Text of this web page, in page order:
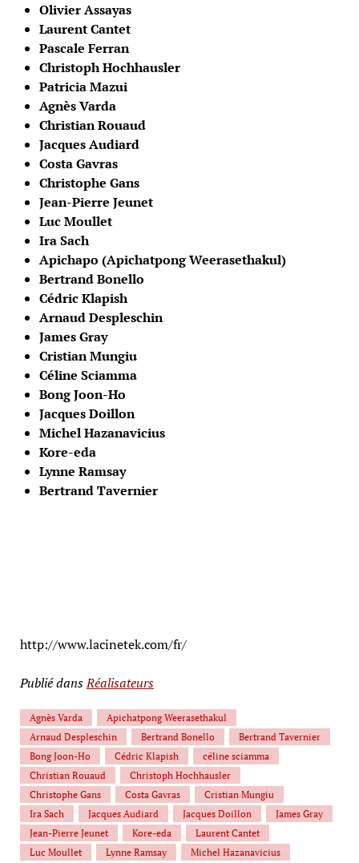
Olivier Assayas
Laurent Cantet
Pascale Ferran
Christoph Hochhausler
Patricia Mazui
Agnès Varda
Christian Rouaud
Jacques Audiard
Costa Gavras
Christophe Gans
Jean-Pierre Jeunet
Luc Moullet
Ira Sach
Apichapo (Apichatpong Weerasethakul)
Bertrand Bonello
Cédric Klapish
Arnaud Despleschin
James Gray
Cristian Mungiu
Céline Sciamma
Bong Joon-Ho
Jacques Doillon
Michel Hazanavicius
Kore-eda
Lynne Ramsay
Bertrand Tavernier
http://www.lacinetek.com/fr/
Publié dansRéalisateurs
Agnès Varda
Apichatpong Weerasethakul
Arnaud Despleschin
Bertrand Bonello
Bertrand Tavernier
Bong Joon-Ho
Cédric Klapish
céline sciamma
Christian Rouaud
Christoph Hochhausler
Christophe Gans
Costa Gavras
Cristian Mungiu
Ira Sach
Jacques Audiard Jacques Doillon
James Gray
Jean-Pierre Jeunet
Kore-eda
Laurent Cantet
Luc Moullet
Lynne Ramsay Michel Hazanavicius